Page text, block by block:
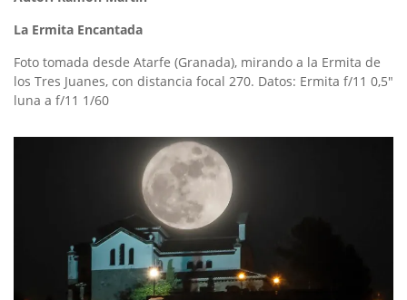
La Ermita Encantada
Foto tomada desde Atarfe (Granada), mirando a la Ermita de
los Tres Juanes, con distancia focal 270. Datos: Ermita f/11 0,5″
luna a f/11 1/60